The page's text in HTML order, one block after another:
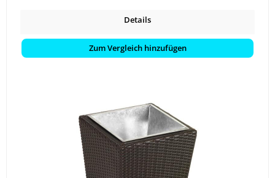
Details
Zum Vergleich hinzufügen